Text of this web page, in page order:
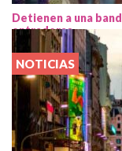
Detienen a una
entraderas
NOTICIAS